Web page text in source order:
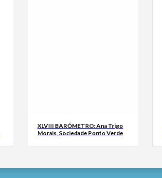
XLVIII BARÓMETRO: Ana Trigo
Morais, Sociedade Ponto Verde